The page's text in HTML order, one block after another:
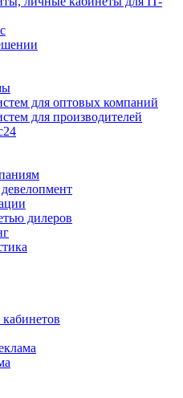
для оптовых компаний
для производителей
дилеров